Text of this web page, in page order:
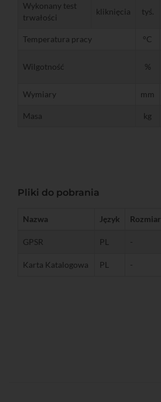
Wykonany test
trwałości
kliknięcia tyś.
Temperatura pracy °C
Wilgotność %
Wymiary mm
Masa kg
Pliki do pobrania
Nazwa Język Rozmiar
GPSR PL -
Karta Katalogowa PL -